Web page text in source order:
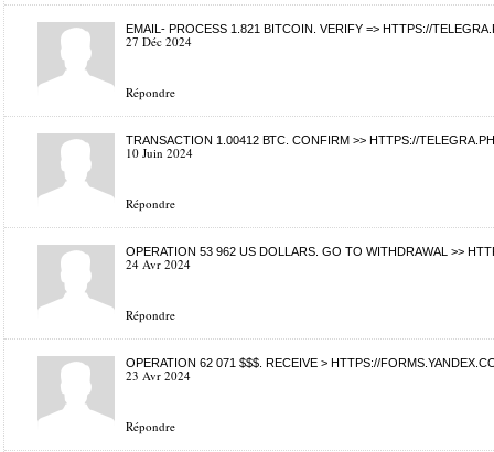
EMAIL- PROCESS 1.821 BITCOIN. VERIFY => HTTPS://
27 Déc 2024
Répondre
ТRАNSАСТIОN 1.00412 ВТС. СОNFIRM >> HTTPS://
10 Juin 2024
Répondre
OPERATION 53 962 US DOLLARS. GО TО WITHDRАWАL >>
24 Avr 2024
Répondre
OPERATION 62 071 $$$. RECEIVE > HTTPS://
23 Avr 2024
Répondre